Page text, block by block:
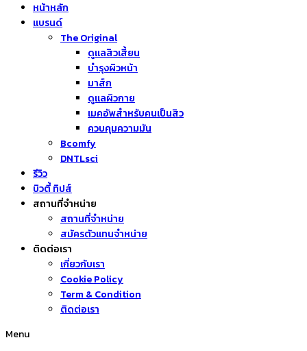
หน้าหลัก
แบรนด์
The Original
ดูแลสิวเสี้ยน
บำรุงผิวหน้า
มาส์ก
ดูแลผิวกาย
เมคอัพสำหรับคนเป็นสิว
ควบคุมความมัน
Bcomfy
DNTLsci
รีวิว
บิวตี้ ทิปส์
สถานที่จำหน่าย
สถานที่จำหน่าย
สมัครตัวแทนจำหน่าย
ติดต่อเรา
เกี่ยวกับเรา
Cookie Policy
Term & Condition
ติดต่อเรา
Menu